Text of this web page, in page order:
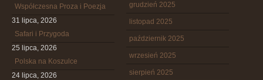
Współczesna Proza i Poezja
31 lipca, 2026
Safari i Przygoda
25 lipca, 2026
Polska na Koszulce
24 lipca, 2026
grudzień 2025
listopad 2025
październik 2025
wrzesień 2025
sierpień 2025